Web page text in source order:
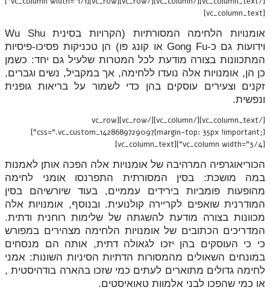
[vc_column_text]
אומנויות הלחימה המסורתיות (הקרויות בסינית Wu Shu
וידועות גם כ-Gong Fu או קונג פו) הן טכניקות פסיכו-פיסיות
המתכוונות בצורה מודעת לכל המטרות שלעיל גם יחד: כשמן
כן הן, אומנויות אלה נועדו ללחימה, אך במקביל, נשים וגברים,
זקנים וצעירים עוסקים בהן כדי לשמור על בריאות גופנית
ונפשית.
[/vc_column_text][/vc_column][/vc_row][vc_row
css=".vc_custom_1428689729097{margin-top: 35px !important;}"]
[vc_column width="3/4"][vc_column_text]
הכוריאוגרפיה המרהיבה של אומנויות אלה הפכה אותן לאמנות
במה מושכת: בסין המסורתית התפרנסו אומני לחימה
מהופעות פומביות בירידים עממיים, בעוד שיורשיהם בסין
המודרנית שואפים לקריירה קולנועית. ובנוסף, אומנויות אלה
מכוונות בצורה מודעת להשגתה של שלימות רוחנית ודתית.
המדריכים הכתובים של אומנויות הלחימה מצהירים במפורש
כי כי העוסקים בהן יזכו לגאולה דתית, אותה הם מנסחים
במונחים השאולים מהמסורות הדתיות הסיניות השונות: אמני
לחימה גדולים מתוארים לעתים כמי שזכו בהארה בודהיסטית ,
או כמי שהפכו לבני אלמוות טאואיסטים.